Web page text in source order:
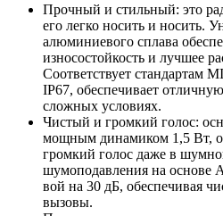
Прочный и стильный: это
его легко носить и носить.
алюминиевого сплава
износостойкость и лучшее
Соответствует стандартам
IP67, обеспечивает
сложных условиях.
Чистый и громкий голос:
мощным динамиком 1,5 Вт,
громкий голос даже в
шумоподавления на
вой на 30 дБ, обеспечивая
вызовы.